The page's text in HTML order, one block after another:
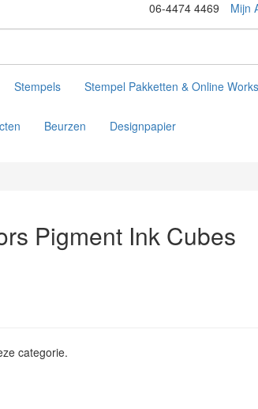
06-4474 4469 Mijn
Stempels Stempel Pakketten & Online
Beurzen Designpapier
Pigment Ink Cubes
categorie.